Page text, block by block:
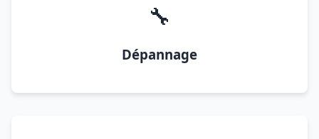
🔧
Dépannage